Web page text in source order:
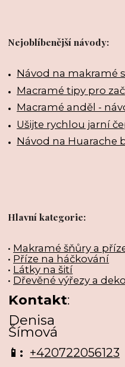
Nejoblíbenější návody:
Návod na makramé
Macramé tipy pro
Macramé anděl -
Ušijte rychlou jarní
Návod na Huarache
Hlavní kategorie:
• Makramé šňůry a
• Příze na háčkování
• Látky na šití
• Dřevěné výřezy a
Kontakt:
Denisa
Šímová
📱: +420722056123